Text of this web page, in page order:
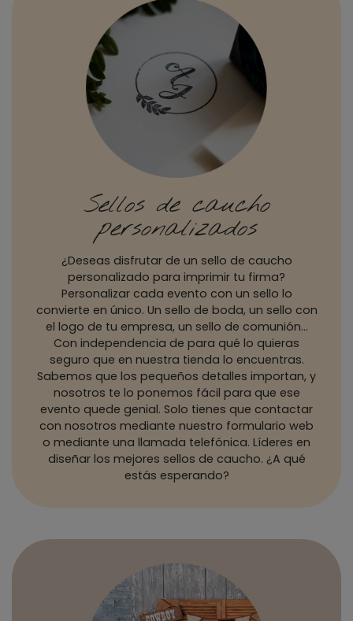
Sellos de caucho
personalizados
¿Deseas disfrutar de un sello de caucho
personalizado para imprimir tu firma?
Personalizar cada evento con un sello lo
convierte en único. Un sello de boda, un sello con
el logo de tu empresa, un sello de comunión…
Con independencia de para qué lo quieras
seguro que en nuestra tienda lo encuentras.
Sabemos que los pequeños detalles importan, y
nosotros te lo ponemos fácil para que ese
evento quede genial. Solo tienes que contactar
con nosotros mediante nuestro formulario web
o mediante una llamada telefónica. Líderes en
diseñar los mejores sellos de caucho. ¿A qué
estás esperando?